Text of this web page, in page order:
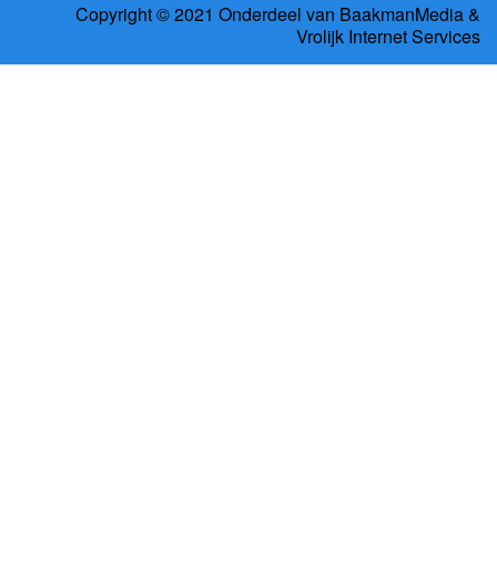
Copyright © 2021 Onderdeel van BaakmanMedia&
Vrolijk Internet Services